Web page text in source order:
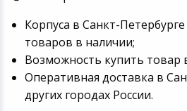
Корпуса в Санкт-
товаров в наличии;
Возможность купить товар
Оперативная доставка в
других городах России.